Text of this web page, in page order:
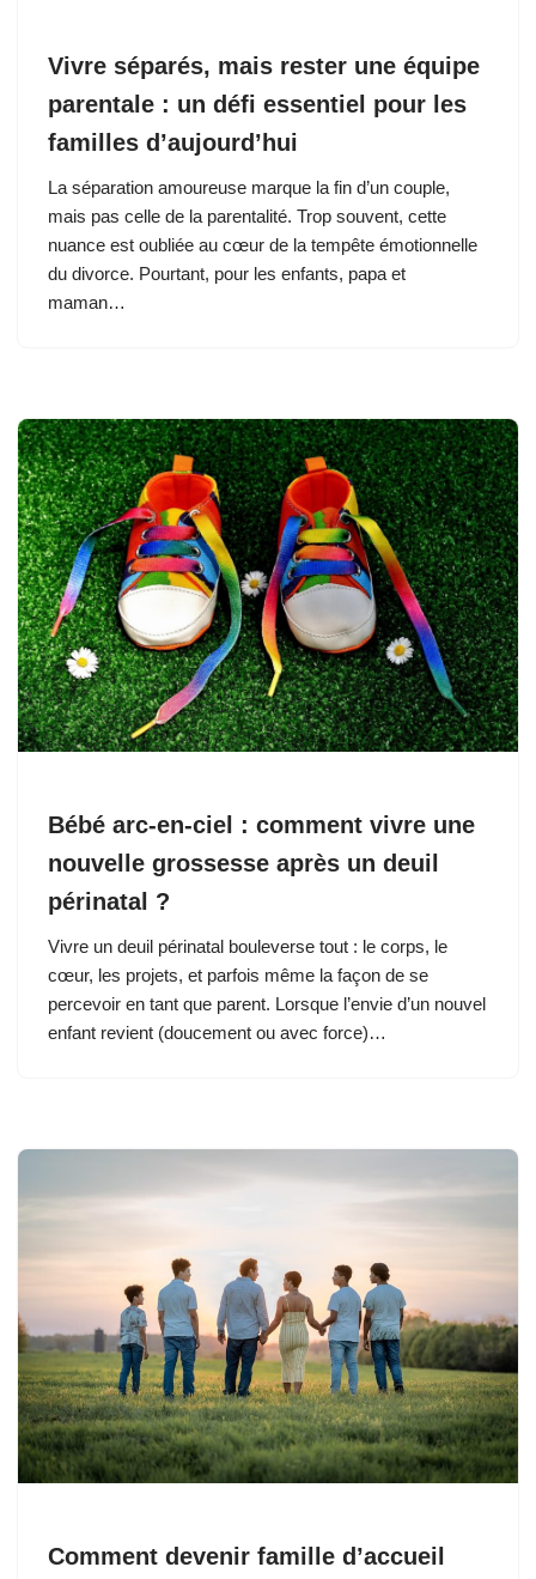
Vivre séparés, mais rester une équipe
parentale : un défi essentiel pour les
familles d’aujourd’hui
La séparation amoureuse marque la fin d’un couple,
mais pas celle de la parentalité. Trop souvent, cette
nuance est oubliée au cœur de la tempête émotionnelle
du divorce. Pourtant, pour les enfants, papa et
maman…
Bébé arc-en-ciel : comment vivre une
nouvelle grossesse après un deuil
périnatal ?
Vivre un deuil périnatal bouleverse tout : le corps, le
cœur, les projets, et parfois même la façon de se
percevoir en tant que parent. Lorsque l’envie d’un nouvel
enfant revient (doucement ou avec force)…
Comment devenir famille d’accueil